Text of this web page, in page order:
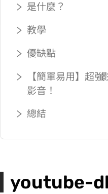
youtube-dl 是什麼？
youtube-dl 教學
youtube-dl 優缺點
【簡單易用】超強
影音！
總結
youtube-dl